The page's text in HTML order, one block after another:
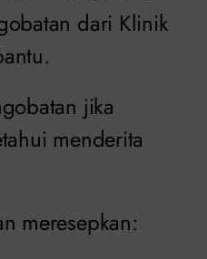
dari Klinik
jika
menderita
meresepkan: